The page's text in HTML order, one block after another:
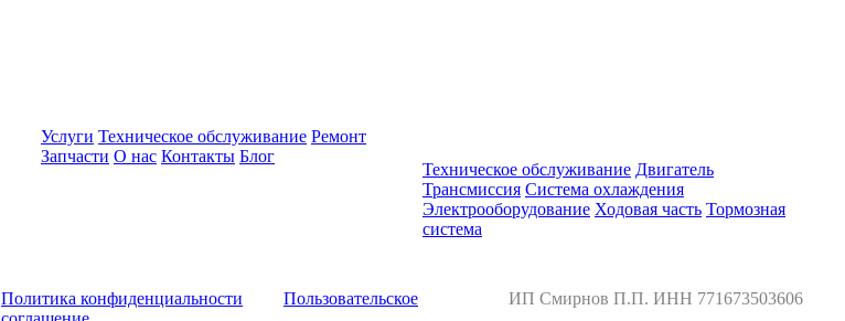
Услуги Техническое обслуживание Ремонт
Запчасти О нас Контакты Блог
Техническое обслуживание Двигатель
Трансмиссия Система охлаждения
Электрооборудование Ходовая часть Тормозная
система
Политика конфиденциальности
Пользовательское
ИП Смирнов П.П. ИНН 771673503606